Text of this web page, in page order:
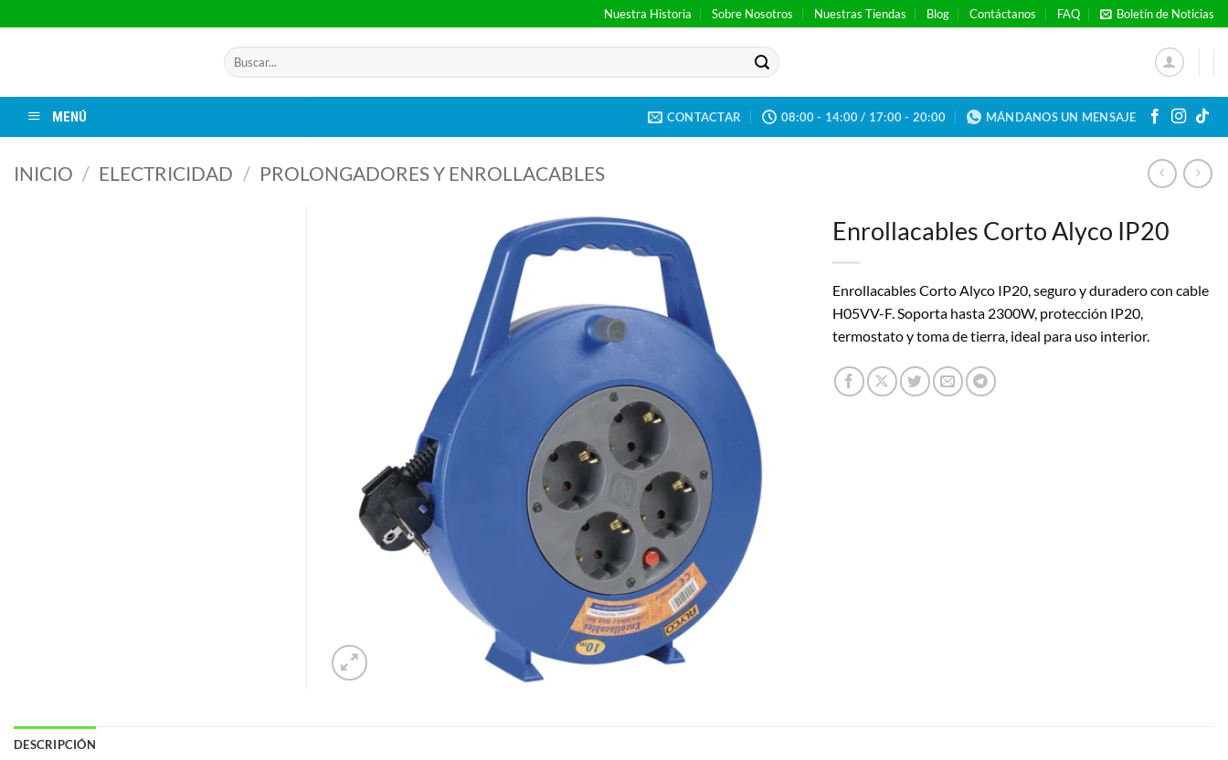
al
Nuestra Historia Sobre Nosotros Nuestras Tiendas Blog Contáctanos FAQ Boletín de Noticias
Buscar
por:
MENÚ CONTACTAR 08:00 - 14:00 / 17:00 - 20:00 MÁNDANOS UN MENSAJE
INICIO / ELECTRICIDAD / PROLONGADORES Y ENROLLACABLES
Enrollacables Corto Alyco IP20
Enrollacables Corto Alyco IP20, seguro y duradero con cable
H05VV-F. Soporta hasta 2300W, protección IP20,
termostato y toma de tierra, ideal para uso interior.
DESCRIPCIÓN